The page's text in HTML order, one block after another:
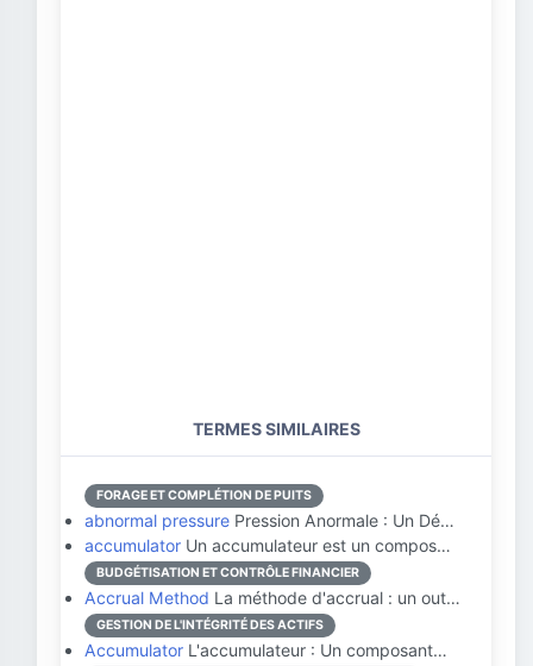
TERMES SIMILAIRES
FORAGE ET COMPLÉTION DE PUITS
abnormal pressure Pression Anormale : Un Dé…
accumulator Un accumulateur est un compos…
BUDGÉTISATION ET CONTRÔLE FINANCIER
Accrual Method La méthode d'accrual : un out…
GESTION DE L'INTÉGRITÉ DES ACTIFS
Accumulator L'accumulateur : Un composant…